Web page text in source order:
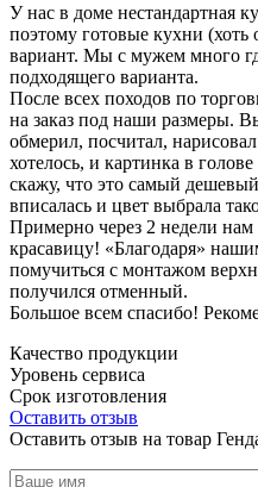
У нас в доме нестандартная
поэтому готовые кухни
вариант. Мы с мужем много
подходящего варианта.
После всех походов по
на заказ под наши размеры.
обмерил, посчитал,
хотелось, и картинка в
скажу, что это самый
вписалась и цвет выбрала
Примерно через 2 недели
красавицу! «Благодаря»
помучиться с монтажом
получился отменный.
Большое всем спасибо!
Качество продукции
Уровень сервиса
Срок изготовления
Оставить отзыв
Оставить отзыв на товар